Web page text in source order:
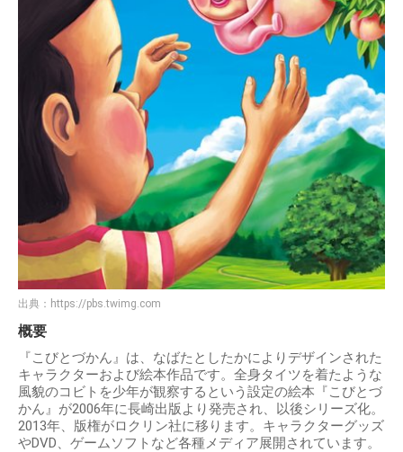
出典： https://pbs.twimg.com
概要
『こびとづかん』は、なばたとしたかによりデザインされた
キャラクターおよび絵本作品です。全身タイツを着たような
風貌のコビトを少年が観察するという設定の絵本『こびとづ
かん』が2006年に長崎出版より発売され、以後シリーズ化。
2013年、版権がロクリン社に移ります。キャラクターグッズ
やDVD、ゲームソフトなど各種メディア展開されています。